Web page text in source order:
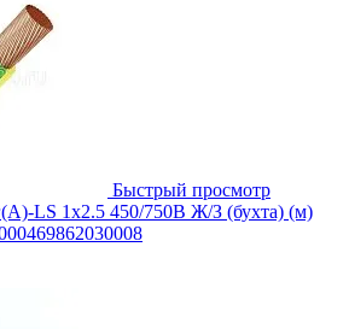
Быстрый просмотр
LS 1х2.5 450/750В Ж/З (бухта) (м)